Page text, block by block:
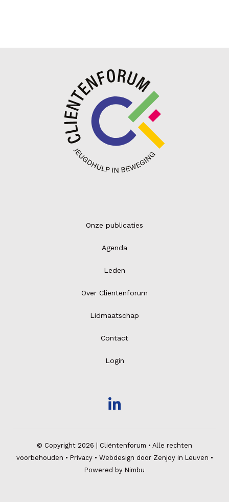
Onze publicaties
Agenda
Leden
Over Cliëntenforum
Lidmaatschap
Contact
Login
© Copyright 2026 | Cliëntenforum • Alle rechten
voorbehouden • Privacy • Webdesign door Zenjoy in Leuven •
Powered by Nimbu